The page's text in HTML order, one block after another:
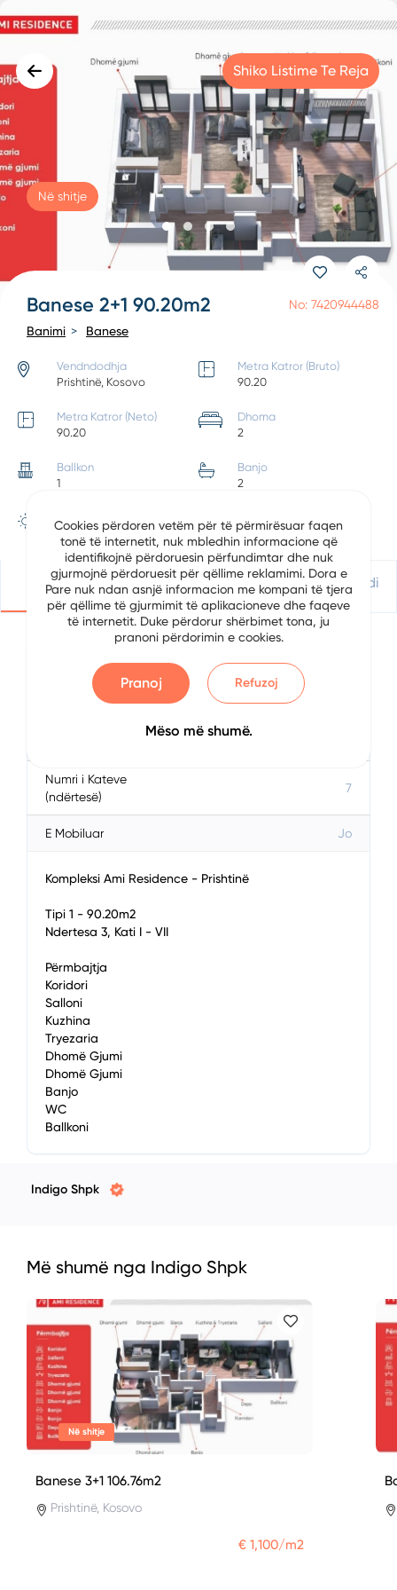
Shiko Listime Te Reja
No: 7420944488
Në shitje
Banese 2+1 90.20m2
Banimi Banese
Vendndodhja
Prishtinë, Kosovo
Metra Katror (Bruto)
90.20
Metra Katror (Neto)
90.20
Dhoma
2
Ballkon
1
Banjo
2
Pozicionimi
Jug Perëndim
Detajet Vendndodhje Apliko Për Kredi
Përshkrimi
Numri i Kateve
(ndërtesë)
7
E Mobiluar Jo
Kompleksi Ami Residence - Prishtinë
Tipi 1 - 90.20m2
Ndertesa 3, Kati I - VII
Përmbajtja
Koridori
Salloni
Kuzhina
Tryezaria
Dhomë Gjumi
Dhomë Gjumi
Banjo
WC
Ballkoni
Indigo Shpk
Më shumë nga Indigo Shpk
Në shitje
Banese 3+1 106.76m2
Prishtinë, Kosovo
€ 1,100/m2
Cookies përdoren vetëm për të përmirësuar faqen
tonë të internetit, nuk mbledhin informacione që
identifikojnë përdoruesin përfundimtar dhe nuk
gjurmojnë përdoruesit për qëllime reklamimi. Dora e
Pare nuk ndan asnjë informacion me kompani të tjera
për qëllime të gjurmimit të aplikacioneve dhe faqeve
të internetit. Duke përdorur shërbimet tona, ju
pranoni përdorimin e cookies.
Pranoj Refuzoj
Mëso më shumë.